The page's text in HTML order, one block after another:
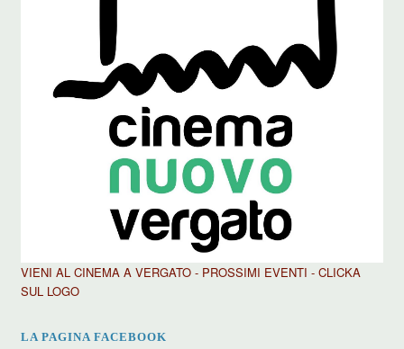
VIENI AL CINEMA A VERGATO - PROSSIMI EVENTI - CLICKA
SUL LOGO
LA PAGINA FACEBOOK